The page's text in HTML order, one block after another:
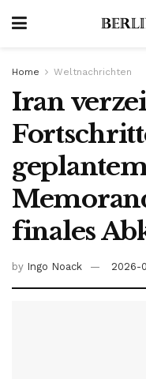
Home Weltnachrichten
Iran
finales
by Ingo Noack 2026-